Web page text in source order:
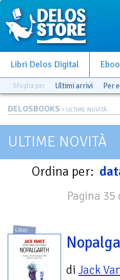
Libri Delos Digital
Sfoglia per Ultimi arrivi Per
DELOSBOOKS > ULTIME NOVITÀ
ULTIME NOVITÀ
Ordina per:
Pagina 35
LIBRI
di Jack